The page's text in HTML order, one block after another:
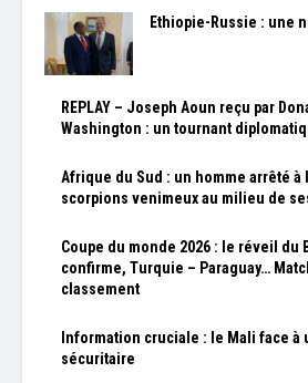
Ethiopie-Russie : une
REPLAY – Joseph Aoun reçu par
Washington : un tournant
Afrique du Sud : un homme arrêté à
scorpions venimeux au milieu de
Coupe du monde 2026 : le réveil du
confirme, Turquie – Paraguay…
classement
Information cruciale : le Mali face
sécuritaire